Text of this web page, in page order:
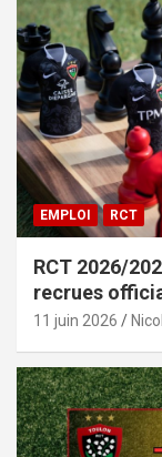
EMPLOI RCT
RCT 2026/
recrues
11 juin 2026